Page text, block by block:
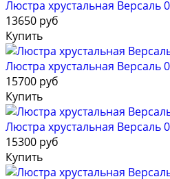
Люстра хрустальная Версаль
13650 руб
Купить
Люстра хрустальная Версаль
15700 руб
Купить
Люстра хрустальная Версаль
15300 руб
Купить